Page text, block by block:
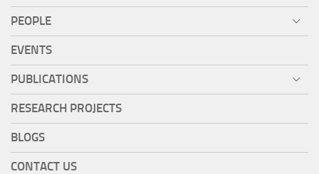
PEOPLE
EVENTS
PUBLICATIONS
RESEARCH PROJECTS
BLOGS
CONTACT US